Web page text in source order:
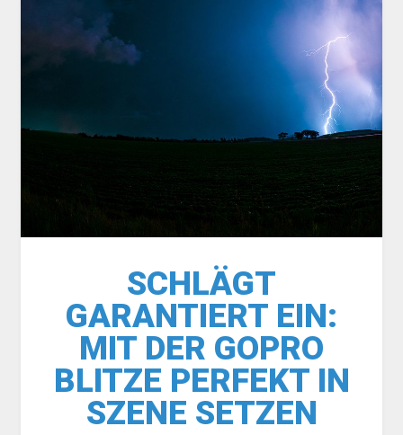
SCHLÄGT
GARANTIERT EIN:
MIT DER GOPRO
BLITZE PERFEKT IN
SZENE SETZEN